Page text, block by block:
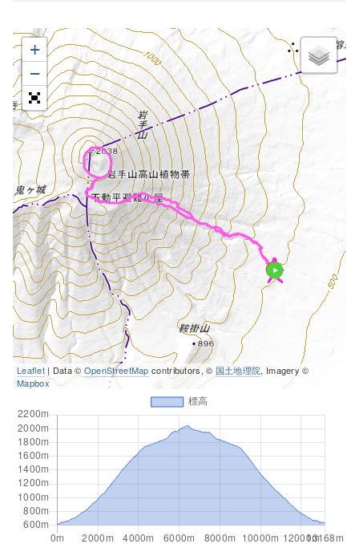
+
−
Leaflet| Data © OpenStreetMap contributors, © 国土地理院, Imagery ©
Mapbox